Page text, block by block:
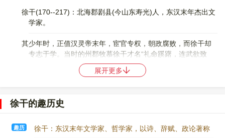
欢。全诗情致缱绻，心理刻画细腻，十分委婉动人。《答刘
桢》则语言浑朴，感情真挚，亦为佳作。
徐干在辞赋方面的名声颇高，他的《玄猿赋》、《漏卮
赋》、《橘赋》（以上皆佚）、《圆扇赋》等，曾被曹丕评
为“虽张（衡）、蔡（邕）不过也”（《典论·论文》）；刘勰
>·诠赋》）。今存作品不足10篇，而且多有残缺。其中《齐
散文
徐干(170--217)：北海郡剧县(今山东寿光)人，东汉末年杰出文
学家。
其少年时，正值汉灵帝末年，宦官专权，朝政腐败，而徐干却
专志于学。当时的州郡牧慕徐干才名“礼命蹊躇，连武欲致
之”。他“轻官忽禄，不耽世荣”。曹操曾任他为司空军谋祭酒
参军、五官将文学，他以病辞官；“潜身穷巷，颐志保真”，虽
方，中国统一有望，即应召为司空军谋祭酒掾属，转五官将
“并日而食”，亦“不以为戚”。(引并见《中论序》)后授上艾
展开更多
徐干的趣历史
趣历 徐干：东汉末年文学家、哲学家，以诗、辞赋、政论著称